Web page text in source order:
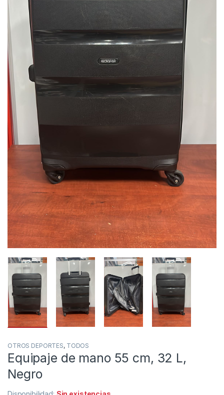
OTROS DEPORTES, TODOS
Equipaje de mano 55 cm, 32 L,
Negro